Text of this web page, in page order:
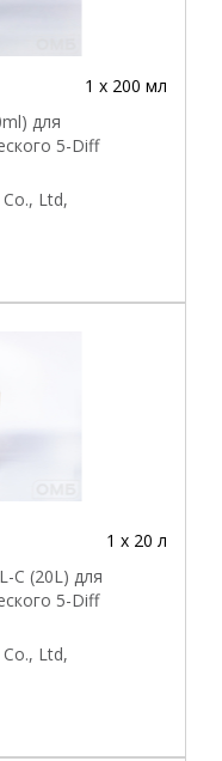
1 х 200 мл
для
5-Diff
Ltd,
1 х 20 л
C (20L) для
5-Diff
Ltd,